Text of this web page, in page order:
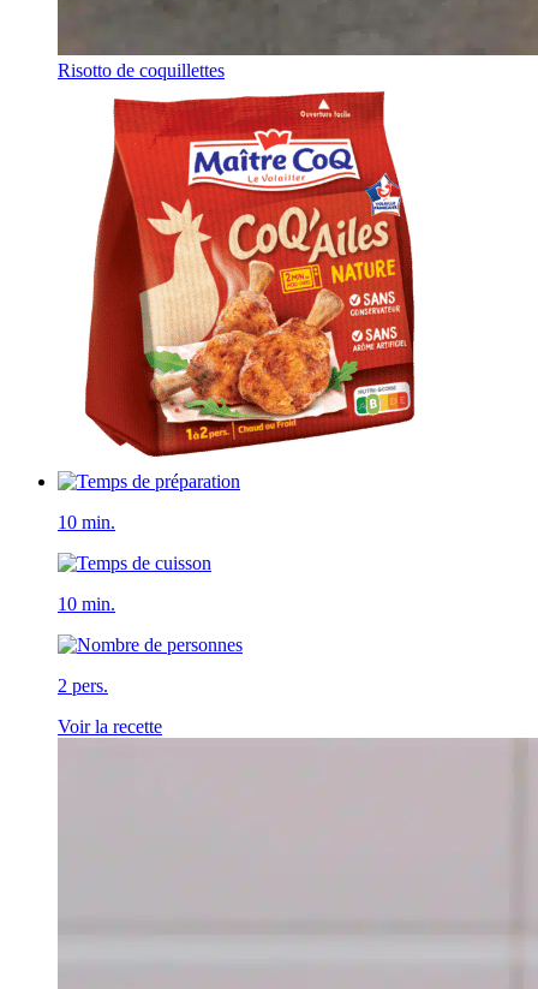
Risotto de coquillettes
10 min.
10 min.
2 pers.
Voir la recette